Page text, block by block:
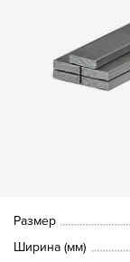
Размер
Ширина (мм)